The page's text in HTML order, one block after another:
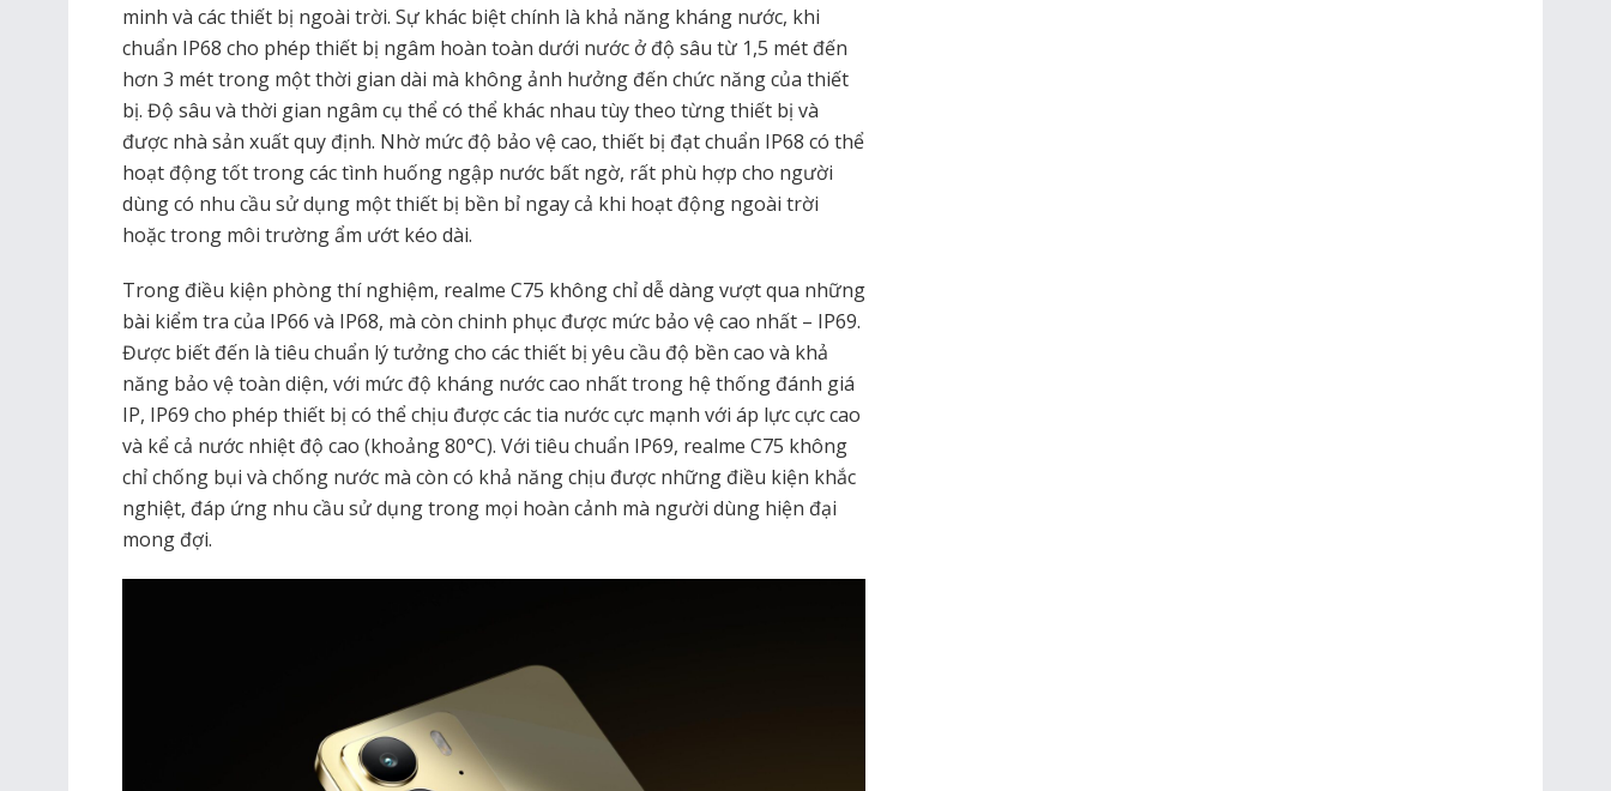
minh và các thiết bị ngoài trời. Sự khác biệt chính là khả năng kháng nước, khi
chuẩn IP68 cho phép thiết bị ngâm hoàn toàn dưới nước ở độ sâu từ 1,5 mét đến
hơn 3 mét trong một thời gian dài mà không ảnh hưởng đến chức năng của thiết
bị. Độ sâu và thời gian ngâm cụ thể có thể khác nhau tùy theo từng thiết bị và
được nhà sản xuất quy định. Nhờ mức độ bảo vệ cao, thiết bị đạt chuẩn IP68 có thể
hoạt động tốt trong các tình huống ngập nước bất ngờ, rất phù hợp cho người
dùng có nhu cầu sử dụng một thiết bị bền bỉ ngay cả khi hoạt động ngoài trời
hoặc trong môi trường ẩm ướt kéo dài.
Trong điều kiện phòng thí nghiệm, realme C75 không chỉ dễ dàng vượt qua những
bài kiểm tra của IP66 và IP68, mà còn chinh phục được mức bảo vệ cao nhất – IP69.
Được biết đến là tiêu chuẩn lý tưởng cho các thiết bị yêu cầu độ bền cao và khả
năng bảo vệ toàn diện, với mức độ kháng nước cao nhất trong hệ thống đánh giá
IP, IP69 cho phép thiết bị có thể chịu được các tia nước cực mạnh với áp lực cực cao
và kể cả nước nhiệt độ cao (khoảng 80°C). Với tiêu chuẩn IP69, realme C75 không
chỉ chống bụi và chống nước mà còn có khả năng chịu được những điều kiện khắc
nghiệt, đáp ứng nhu cầu sử dụng trong mọi hoàn cảnh mà người dùng hiện đại
mong đợi.